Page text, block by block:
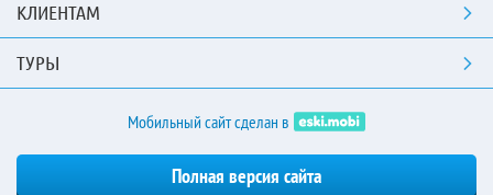
КЛИЕНТАМ
ТУРЫ
Мобильный сайт сделан в
Полная версия сайта